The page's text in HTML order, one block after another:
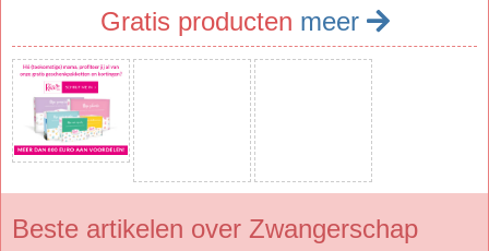
Gratis producten meer
Beste artikelen over Zwangerschap